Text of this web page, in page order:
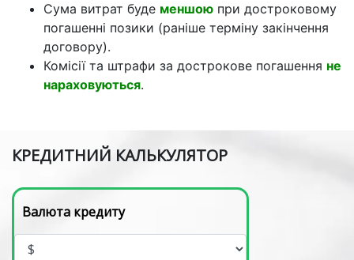
Сума витрат буде меншою при достроковому
погашенні позики (раніше терміну закінчення
договору).
Комісії та штрафи за дострокове погашення не
нараховуються.
КРЕДИТНИЙ КАЛЬКУЛЯТОР
Валюта кредиту